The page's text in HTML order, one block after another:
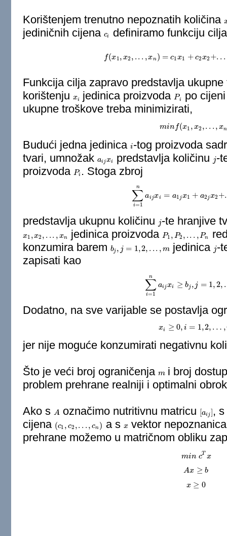
Korištenjem trenutno nepoznatih količina x
jediničnih cijena ci
ci definiramo funkciju
f(x1, x2 , . . . ,xn ) = c1x1 + c2x2 +. . .
f( x 1 , x 2,..., x n)=c1x1 +c2x2+. ..+cn
Funkcija cilja zapravo predstavlja
korištenju xi
xi jedinica proizvodaPi
Pi
po
ukupne troškove treba minimizirati,
minf(x1 , x2 ,. . . , xn
m inf(x1, x2,. . , x n ).
Budući jedna jedinica i
i -tog proizvoda
tvari, umnožak aijxi
aijxi predstavlja količinu j
j -
proizvoda Pi
Pi . Stoga zbroj
∑
i=1
n
aijxi = a1 jx1 + a2 jx2 +.
∑i=1n aij xi= a1jx 1+ a2jx2+...
predstavlja ukupnu količinu j
j -te hranjive
x1 ,x2 , . . . , xn
x1 ,x2,.. ., x n jedinica proizvoda P1 , P2 , . . . ,Pn
P1 ,P2, .. . ,P n
konzumira barem bj , j = 1,2, . . . , m
bj,j =1,2 ...,m jedinica j
j -
zapisati kao
∑
i=1
n
aijxi ≥ bj , j = 1,2,
∑i=1n aij xi≥bj, =1 ,2, … ,
Dodatno, na sve varijable se postavlja
xi ≥ 0, i = 1,2, … ,
xi≥0, =1 ,2,… ,n,
jer nije moguće konzumirati negativnu
Što je veći broj ograničenja m
mi broj
problem prehrane realniji i optimalni
Ako s A
A označimo nutritivnu matricu [aij]
aij] ,
cijena (c1 , c2 , . . . , cn )
(c1 ,c2, ... ,cn) a s x
xvektor
prehrane možemo u matričnom obliku
min cT x
min cT x
Ax ≥ b
Ax ≥b
x ≥ 0
x≥0